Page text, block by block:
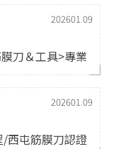
202601.09
刀＆工具>專業
202601.09
西屯筋膜刀認證